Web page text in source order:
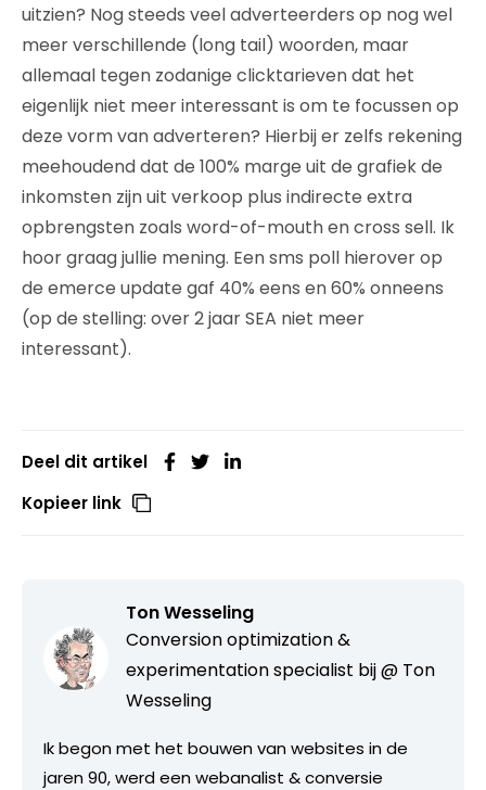
uitzien? Nog steeds veel adverteerders op nog wel
meer verschillende (long tail) woorden, maar
allemaal tegen zodanige clicktarieven dat het
eigenlijk niet meer interessant is om te focussen op
deze vorm van adverteren? Hierbij er zelfs rekening
meehoudend dat de 100% marge uit de grafiek de
inkomsten zijn uit verkoop plus indirecte extra
opbrengsten zoals word-of-mouth en cross sell. Ik
hoor graag jullie mening. Een sms poll hierover op
de emerce update gaf 40% eens en 60% onneens
(op de stelling: over 2 jaar SEA niet meer
interessant).
Deel dit artikel
Kopieer link
Ton Wesseling
Conversion optimization &
experimentation specialist bij@ Ton
Wesseling
Ik begon met het bouwen van websites in de
jaren 90, werd een webanalist & conversie